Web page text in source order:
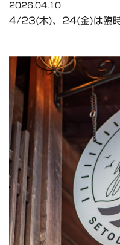
2026.04.10
4/23(木)、24(金)は臨時